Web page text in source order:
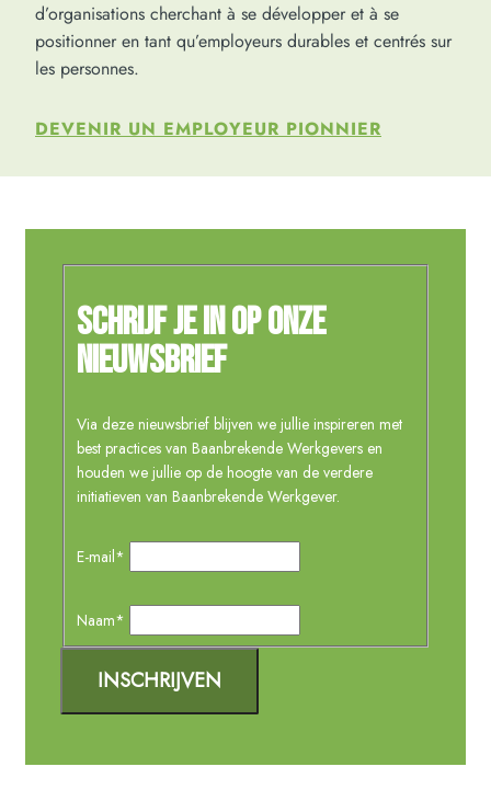
d’organisations cherchant à se développer et à se
positionner en tant qu’employeurs durables et centrés sur
les personnes.
DEVENIR UN EMPLOYEUR PIONNIER